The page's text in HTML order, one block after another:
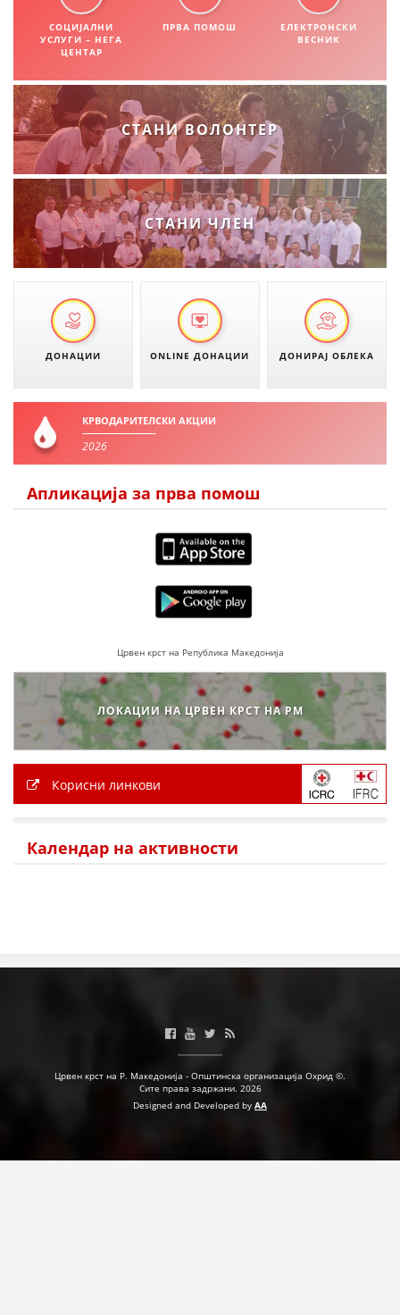
ПРОЕКТИ – ПОДГОТВЕНОСТ И ДЕЈСТВУВАЊЕ ПРИ КАТАСТРОФИ
МЕЃУНАРОДНА СОРАБОТКА
ЗНАЧЕЊЕ НА СЛУЖБАТА ЗА БАРАЊЕ
ФОРМУЛАРИ ЗА БАРАЊА
ЗДРАВСТВЕНО ПРЕВЕНТИВНА ДЕЈНОСТ
ПРВА ПОМОШ
ИНФОРМАЦИИ ЗА БОЛЕСТИ
МЕНАЏМЕНТ НА ВОЛОНТЕРИ
ЗА НАС
ПРИРАЧНИЦИ
СТРАТЕГИИ
ПОСТЕРИ
ПРЕЗЕНТАЦИИ
СОЦИЈАЛНИ
УСЛУГИ – НЕГА
ЦЕНТАР
ПРВА ПОМОШ
ЕЛЕКТРОНСКИ
ВЕСНИК
СТАНИ ВОЛОНТЕР
СТАНИ ЧЛЕН
ДОНАЦИИ ONLINE ДОНАЦИИ ДОНИРАЈ ОБЛЕКА
КРВОДАРИТЕЛСКИ АКЦИИ
2026
Апликација за прва помош
Црвен крст на Република Македонија
ЛОКАЦИИ НА ЦРВЕН КРСТ НА РМ
Корисни линкови
Календар на активности
Црвен крст на Р. Македонија - Општинска организација Охрид ©.
Сите права задржани. 2026
Designed and Developed by AA